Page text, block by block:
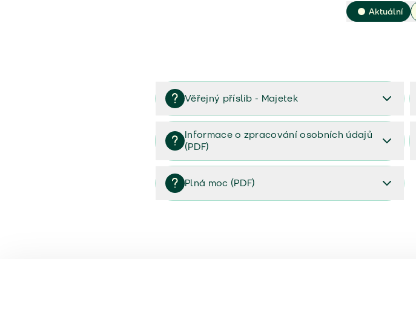
Aktuální
Věřejný příslib - Majetek
Věřejný příslib majetek 2023
Informace o zpracování osobních údajů
(PDF)
Informace o zpracování osobních údajů (PDF)
Plná moc (PDF)